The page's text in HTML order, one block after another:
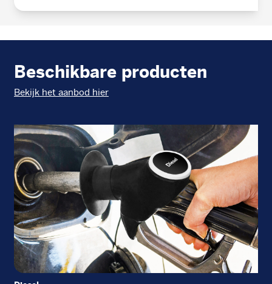
Beschikbare producten
Bekijk het aanbod hier